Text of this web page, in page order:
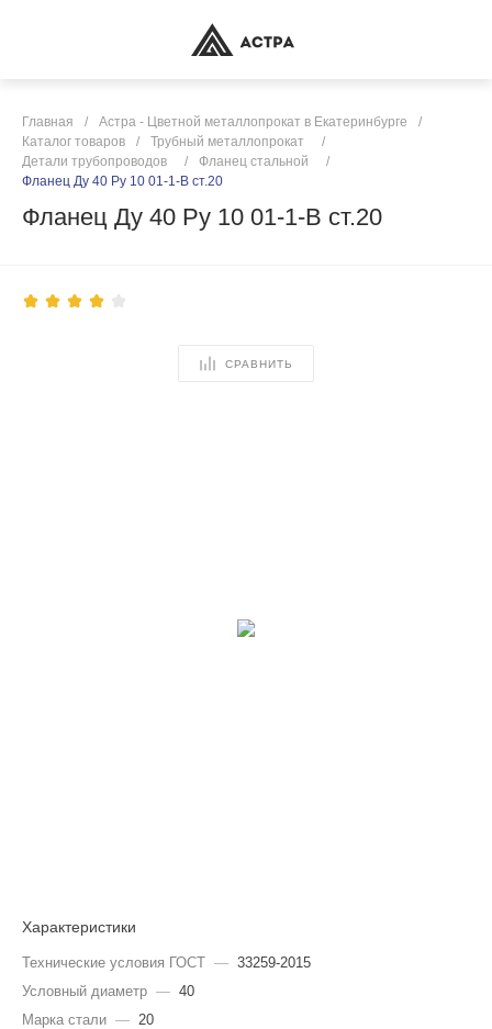
Главная / Астра - Цветной металлопрокат в Екатеринбурге
/
Каталог товаров
/ Трубный металлопрокат
/
Детали трубопроводов
/ Фланец стальной
/
Фланец Ду 40 Ру 10 01-1-В ст.20
Фланец Ду 40 Ру 10 01-1-В ст.20
СРАВНИТЬ
Характеристики
Технические условия ГОСТ — 33259-2015
Условный диаметр — 40
Марка стали — 20